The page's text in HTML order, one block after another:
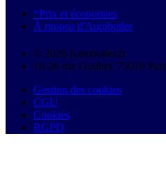
*Prix et économies
À propos d'Autobutler
© 2026 Autobutler.fr
18-26 rue Goubet, 75019
Gestion des cookies
CGU
Cookies
RGPD